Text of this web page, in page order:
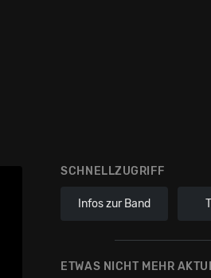
SCHNELLZUGRIFF
Infos zur Band
ETWAS NICHT MEHR